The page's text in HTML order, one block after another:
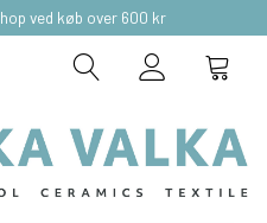
ved køb over 600 kr